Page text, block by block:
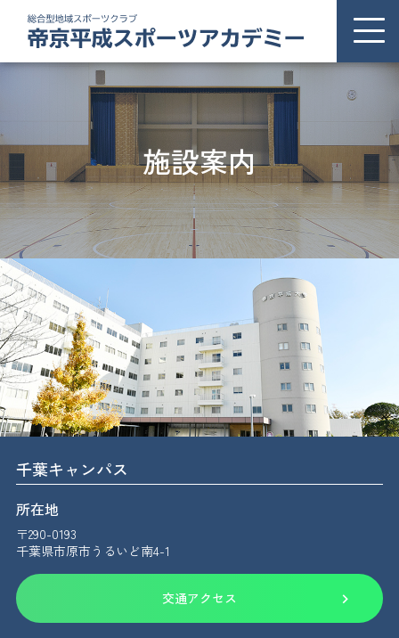
THSAについて
お知らせ
プログラム
施設案内
交通アクセス
施設案内
千葉キャンパス
所在地
〒290-0193
千葉県市原市うるいど南4-1
交通アクセス